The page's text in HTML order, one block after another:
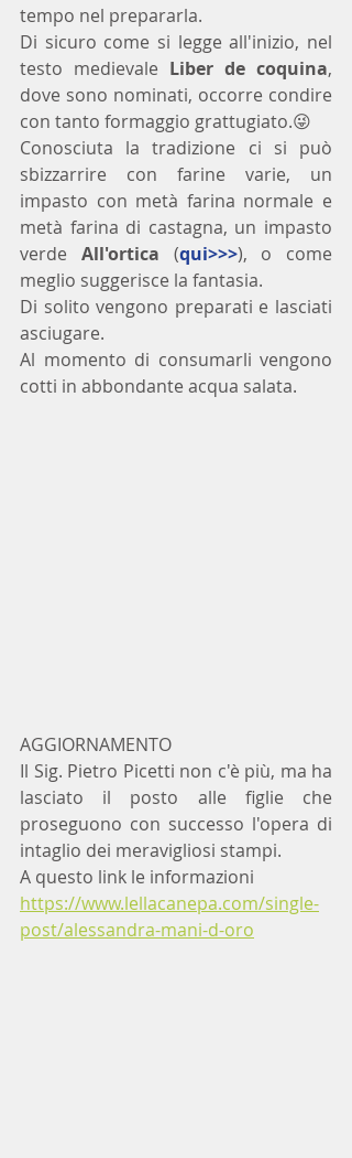
tempo nel prepararla.
Di sicuro come si legge all'inizio, nel
testo medievale Liber de coquina,
dove sono nominati, occorre condire
con tanto formaggio grattugiato.😜
Conosciuta la tradizione ci si può
sbizzarrire con farine varie, un
impasto con metà farina normale e
metà farina di castagna, un impasto
verde All'ortica (qui>>>), o come
meglio suggerisce la fantasia.
Di solito vengono preparati e lasciati
asciugare.
Al momento di consumarli vengono
cotti in abbondante acqua salata.
AGGIORNAMENTO
Il Sig. Pietro Picetti non c'è più, ma ha
lasciato il posto alle figlie che
proseguono con successo l'opera di
intaglio dei meravigliosi stampi.
A questo link le informazioni
https://www.lellacanepa.com/single-
post/alessandra-mani-d-oro